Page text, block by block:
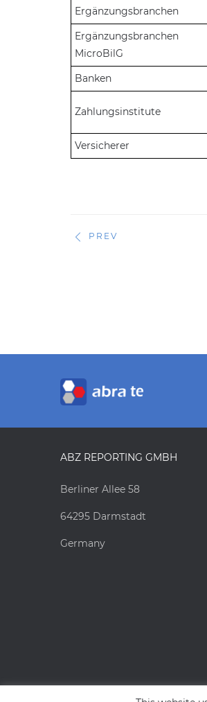
Ergänzungsbranchen
Ergänzungsbranchen
MicroBilG
Banken
Zahlungsinstitute
Versicherer
PREV
ABZ REPORTING GMBH
Berliner Allee 58
64295 Darmstadt
Germany